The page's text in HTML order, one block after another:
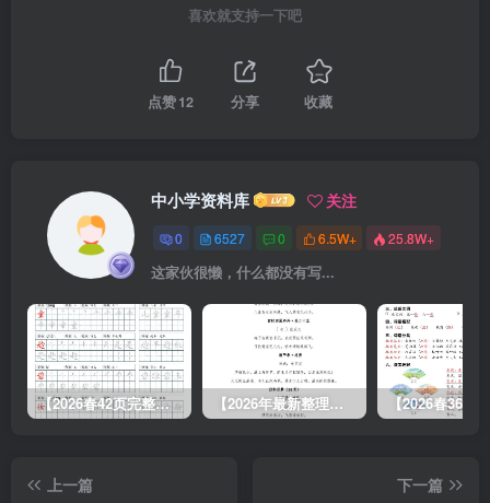
喜欢就支持一下吧
点赞12 分享 收藏
中小学资料库 关注
0 6527 0 6.5W+ 25.8W+
这家伙很懒，什么都没有写...
【2026春42页完整版】二年级下册语文写字表字帖.pdf 【2026年最新整理版】部编语文1-6年级下必背内容汇总
上一篇
下一篇